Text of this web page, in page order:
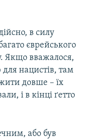
в силу
єврейського
Якщо вважалося,
для нацистів, там
довше – їх
і в кінці ґетто
або був